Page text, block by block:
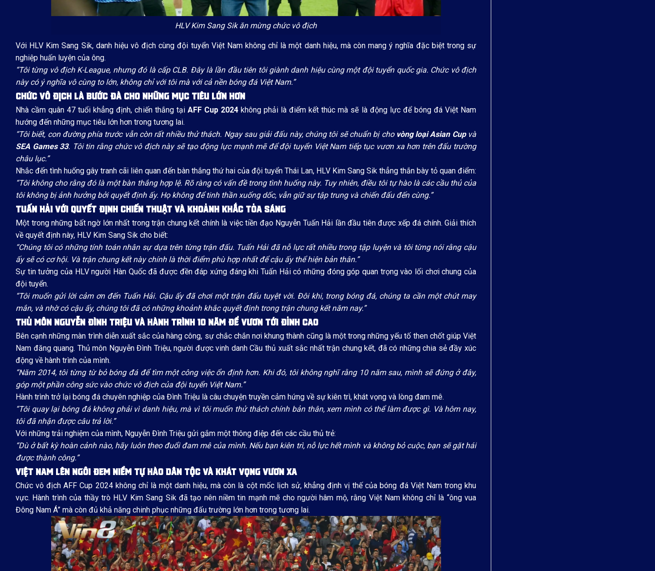
HLV Kim Sang Sik ăn mừng chức vô địch
Với HLV Kim Sang Sik, danh hiệu vô địch cùng đội tuyển Việt Nam không chỉ là một danh hiệu, mà còn mang ý nghĩa đặc biệt trong sự
nghiệp huấn luyện của ông.
“Tôi từng vô địch K-League, nhưng đó là cấp CLB. Đây là lần đầu tiên tôi giành danh hiệu cùng một đội tuyển quốc gia. Chức vô địch
này có ý nghĩa vô cùng to lớn, không chỉ với tôi mà với cả nền bóng đá Việt Nam.”
CHỨC VÔ ĐỊCH LÀ BƯỚC ĐÀ CHO NHỮNG MỤC TIÊU LỚN HƠN
Nhà cầm quân 47 tuổi khẳng định, chiến thắng tại AFF Cup 2024không phải là điểm kết thúc mà sẽ là động lực để bóng đá Việt Nam
hướng đến những mục tiêu lớn hơn trong tương lai.
“Tôi biết, con đường phía trước vẫn còn rất nhiều thử thách. Ngay sau giải đấu này, chúng tôi sẽ chuẩn bị cho vòng loại Asian Cupvà
SEA Games 33. Tôi tin rằng chức vô địch này sẽ tạo động lực mạnh mẽ để đội tuyển Việt Nam tiếp tục vươn xa hơn trên đấu trường
châu lục.”
Nhắc đến tình huống gây tranh cãi liên quan đến bàn thắng thứ hai của đội tuyển Thái Lan, HLV Kim Sang Sik thẳng thắn bày tỏ quan điểm:
“Tôi không cho rằng đó là một bàn thắng hợp lệ. Rõ ràng có vấn đề trong tình huống này. Tuy nhiên, điều tôi tự hào là các cầu thủ của
tôi không bị ảnh hưởng bởi quyết định ấy. Họ không để tinh thần xuống dốc, vẫn giữ sự tập trung và chiến đấu đến cùng.”
TUẤN HẢI VỚI QUYẾT ĐỊNH CHIẾN THUẬT VÀ KHOẢNH KHẮC TỎA SÁNG
Một trong những bất ngờ lớn nhất trong trận chung kết chính là việc tiền đạo Nguyễn Tuấn Hải lần đầu tiên được xếp đá chính. Giải thích
về quyết định này, HLV Kim Sang Sik cho biết:
“Chúng tôi có những tính toán nhân sự dựa trên từng trận đấu. Tuấn Hải đã nỗ lực rất nhiều trong tập luyện và tôi từng nói rằng cậu
ấy sẽ có cơ hội. Và trận chung kết này chính là thời điểm phù hợp nhất để cậu ấy thể hiện bản thân.”
Sự tin tưởng của HLV người Hàn Quốc đã được đền đáp xứng đáng khi Tuấn Hải có những đóng góp quan trọng vào lối chơi chung của
đội tuyển.
“Tôi muốn gửi lời cảm ơn đến Tuấn Hải. Cậu ấy đã chơi một trận đấu tuyệt vời. Đôi khi, trong bóng đá, chúng ta cần một chút may
mắn, và nhờ có cậu ấy, chúng tôi đã có những khoảnh khắc quyết định trong trận chung kết năm nay.”
THỦ MÔN NGUYỄN ĐÌNH TRIỆU VÀ HÀNH TRÌNH 10 NĂM ĐỂ VƯƠN TỚI ĐỈNH CAO
Bên cạnh những màn trình diễn xuất sắc của hàng công, sự chắc chắn nơi khung thành cũng là một trong những yếu tố then chốt giúp Việt
Nam đăng quang. Thủ môn Nguyễn Đình Triệu, người được vinh danh Cầu thủ xuất sắc nhất trận chung kết, đã có những chia sẻ đầy xúc
động về hành trình của mình.
“Năm 2014, tôi từng từ bỏ bóng đá để tìm một công việc ổn định hơn. Khi đó, tôi không nghĩ rằng 10 năm sau, mình sẽ đứng ở đây,
góp một phần công sức vào chức vô địch của đội tuyển Việt Nam.”
Hành trình trở lại bóng đá chuyên nghiệp của Đình Triệu là câu chuyện truyền cảm hứng về sự kiên trì, khát vọng và lòng đam mê.
“Tôi quay lại bóng đá không phải vì danh hiệu, mà vì tôi muốn thử thách chính bản thân, xem mình có thể làm được gì. Và hôm nay,
tôi đã nhận được câu trả lời.”
Với những trải nghiệm của mình, Nguyễn Đình Triệu gửi gắm một thông điệp đến các cầu thủ trẻ:
“Dù ở bất kỳ hoàn cảnh nào, hãy luôn theo đuổi đam mê của mình. Nếu bạn kiên trì, nỗ lực hết mình và không bỏ cuộc, bạn sẽ gặt hái
được thành công.”
VIỆT NAM LÊN NGÔI ĐEM NIỀM TỰ HÀO DÂN TỘC VÀ KHÁT VỌNG VƯƠN XA
Chức vô địch AFF Cup 2024 không chỉ là một danh hiệu, mà còn là cột mốc lịch sử, khẳng định vị thế của bóng đá Việt Nam trong khu
vực. Hành trình của thầy trò HLV Kim Sang Sik đã tạo nên niềm tin mạnh mẽ cho người hâm mộ, rằng Việt Nam không chỉ là “ông vua
Đông Nam Á” mà còn đủ khả năng chinh phục những đấu trường lớn hơn trong tương lai.